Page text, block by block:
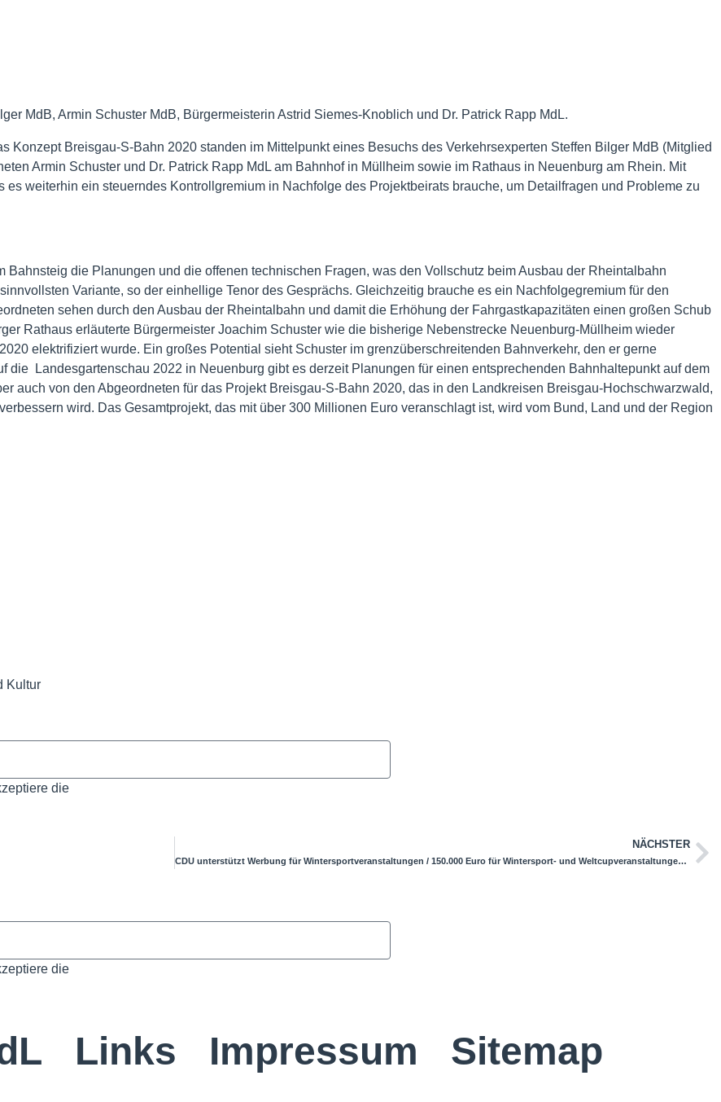
MdB, Armin Schuster MdB, Bürgermeisterin Astrid Siemes-Knoblich und Dr. Patrick Rapp MdL.
Konzept Breisgau-S-Bahn 2020 standen im Mittelpunkt eines Besuchs des Verkehrsexperten Steffen Bilger MdB (Mitglied
Armin Schuster und Dr. Patrick Rapp MdL am Bahnhof in Müllheim sowie im Rathaus in Neuenburg am Rhein. Mit
weiterhin ein steuerndes Kontrollgremium in Nachfolge des Projektbeirats brauche, um Detailfragen und Probleme zu
die Planungen und die offenen technischen Fragen, was den Vollschutz beim Ausbau der Rheintalbahn
Variante, so der einhellige Tenor des Gesprächs. Gleichzeitig brauche es ein Nachfolgegremium für den
sehen durch den Ausbau der Rheintalbahn und damit die Erhöhung der Fahrgastkapazitäten einen großen Schub
Rathaus erläuterte Bürgermeister Joachim Schuster wie die bisherige Nebenstrecke Neuenburg-Müllheim wieder
elektrifiziert wurde. Ein großes Potential sieht Schuster im grenzüberschreitenden Bahnverkehr, den er gerne
die Landesgartenschau 2022 in Neuenburg gibt es derzeit Planungen für einen entsprechenden Bahnhaltepunkt auf dem
auch von den Abgeordneten für das Projekt Breisgau-S-Bahn 2020, das in den Landkreisen Breisgau-Hochschwarzwald,
wird. Das Gesamtprojekt, das mit über 300 Millionen Euro veranschlagt ist, wird vom Bund, Land und der Region
Kultur
die
NÄCHSTER
CDU unterstützt Werbung für Wintersportveranstaltungen / 150.000 Euro für Wintersport- und Weltcupveranstaltungen im Schwarzwald
die
Links Impressum
Sitemap